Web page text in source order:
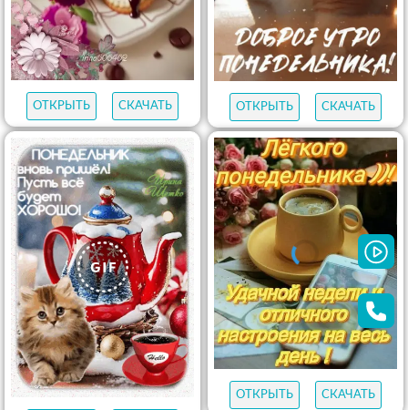
ОТКРЫТЬ СКАЧАТЬ ОТКРЫТЬ СКАЧАТЬ
ОТКРЫТЬ СКАЧАТЬ